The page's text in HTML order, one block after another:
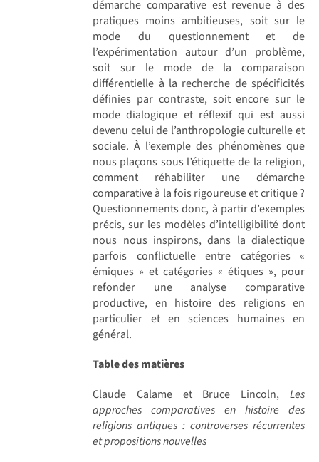
démarche comparative est revenue à des
pratiques moins ambitieuses, soit sur le
mode du questionnement et de
l’expérimentation autour d’un problème,
soit sur le mode de la comparaison
différentielle à la recherche de spécificités
définies par contraste, soit encore sur le
mode dialogique et réflexif qui est aussi
devenu celui de l’anthropologie culturelle et
sociale. À l’exemple des phénomènes que
nous plaçons sous l’étiquette de la religion,
comment réhabiliter une démarche
comparative à la fois rigoureuse et critique ?
Questionnements donc, à partir d’exemples
précis, sur les modèles d’intelligibilité dont
nous nous inspirons, dans la dialectique
parfois conflictuelle entre catégories «
émiques » et catégories « étiques », pour
refonder une analyse comparative
productive, en histoire des religions en
particulier et en sciences humaines en
général.
Table des matières
Claude Calame et Bruce Lincoln, Les
approches comparatives en histoire des
religions antiques : controverses récurrentes
et propositions nouvelles